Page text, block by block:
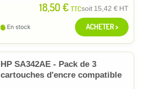
18,50 € TTCsoit 15,42 € HT
En stock ACHETER >
HP SA342AE - Pack de 3
cartouches d'encre compatible